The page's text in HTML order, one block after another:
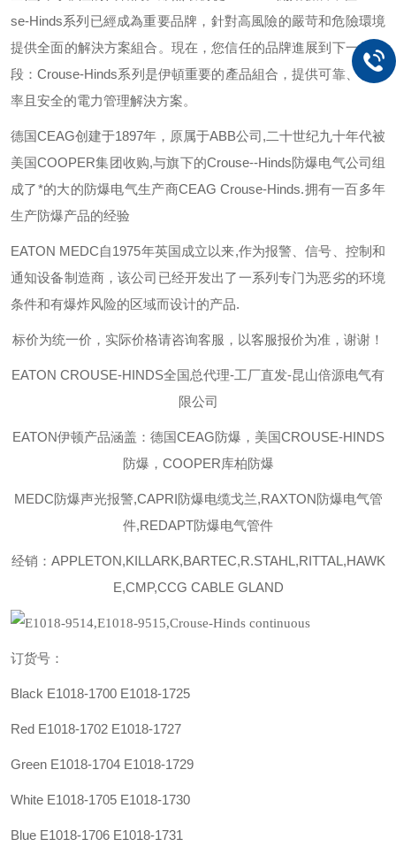
se-Hinds系列已經成為重要品牌，針對高風險的嚴苛和危險環境
提供全面的解決方案組合。現在，您信任的品牌進展到下一個階
段：Crouse-Hinds系列是伊頓重要的產品組合，提供可靠、有效
率且安全的電力管理解決方案。
德国CEAG创建于1897年，原属于ABB公司,二十世纪九十年代被
美国COOPER集团收购,与旗下的Crouse--Hinds防爆电气公司组
成了*的大的防爆电气生产商CEAG Crouse-Hinds.拥有一百多年
生产防爆产品的经验
EATON MEDC自1975年英国成立以来,作为报警、信号、控制和
通知设备制造商，该公司已经开发出了一系列专门为恶劣的环境
条件和有爆炸风险的区域而设计的产品.
标价为统一价，实际价格请咨询客服，以客服报价为准，谢谢！
EATON CROUSE-HINDS全国总代理-工厂直发-昆山倍源电气有
限公司
EATON伊顿产品涵盖：德国CEAG防爆，美国CROUSE-HINDS
防爆，COOPER库柏防爆
MEDC防爆声光报警,CAPRI防爆电缆戈兰,RAXTON防爆电气管
件,REDAPT防爆电气管件
经销：APPLETON,KILLARK,BARTEC,R.STAHL,RITTAL,HAWK
E,CMP,CCG CABLE GLAND
订货号：
Black E1018-1700 E1018-1725
Red E1018-1702 E1018-1727
Green E1018-1704 E1018-1729
White E1018-1705 E1018-1730
Blue E1018-1706 E1018-1731